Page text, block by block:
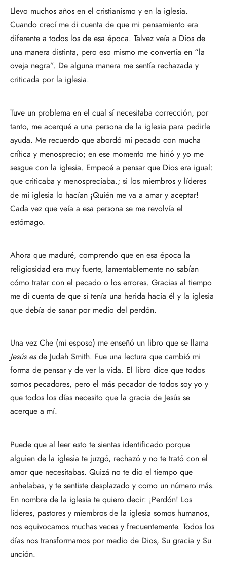
Llevo muchos años en el cristianismo y en la iglesia.
Cuando crecí me di cuenta de que mi pensamiento era
diferente a todos los de esa época. Talvez veía a Dios de
una manera distinta, pero eso mismo me convertía en “la
oveja negra”. De alguna manera me sentía rechazada y
criticada por la iglesia.
Tuve un problema en el cual sí necesitaba corrección, por
tanto, me acerqué a una persona de la iglesia para pedirle
ayuda. Me recuerdo que abordó mi pecado con mucha
crítica y menosprecio; en ese momento me hirió y yo me
sesgue con la iglesia. Empecé a pensar que Dios era igual:
que criticaba y menospreciaba.; si los miembros y líderes
de mi iglesia lo hacían ¡Quién me va a amar y aceptar!
Cada vez que veía a esa persona se me revolvía el
estómago.
Ahora que maduré, comprendo que en esa época la
religiosidad era muy fuerte, lamentablemente no sabían
cómo tratar con el pecado o los errores. Gracias al tiempo
me di cuenta de que sí tenía una herida hacia él y la iglesia
que debía de sanar por medio del perdón.
Una vez Che (mi esposo) me enseñó un libro que se llama
Jesús esde Judah Smith. Fue una lectura que cambió mi
forma de pensar y de ver la vida. El libro dice que todos
somos pecadores, pero el más pecador de todos soy yo y
que todos los días necesito que la gracia de Jesús se
acerque a mí.
Puede que al leer esto te sientas identificado porque
alguien de la iglesia te juzgó, rechazó y no te trató con el
amor que necesitabas. Quizá no te dio el tiempo que
anhelabas, y te sentiste desplazado y como un número más.
En nombre de la iglesia te quiero decir: ¡Perdón! Los
líderes, pastores y miembros de la iglesia somos humanos,
nos equivocamos muchas veces y frecuentemente. Todos los
días nos transformamos por medio de Dios, Su gracia y Su
unción.